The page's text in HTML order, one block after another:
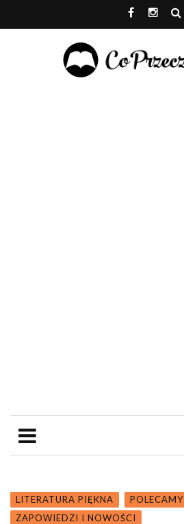
LITERATURA PIĘKNA
POLECAMY
ZAPOWIEDZI I NOWOŚCI